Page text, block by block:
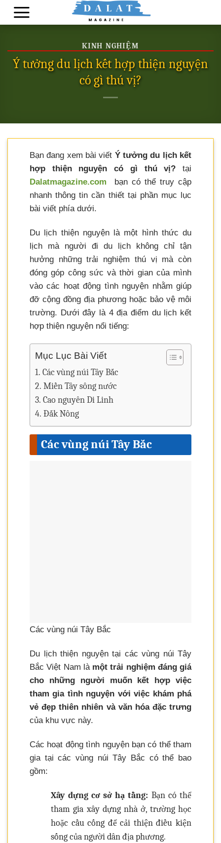
Skip
KINH NGHIỆM
Ý tưởng du lịch kết hợp thiện nguyện
có gì thú vị?
Bạn đang xem bài viết Ý tưởng du lịch kết
hợp thiện nguyện có gì thú vị? tại
Dalatmagazine.com
bạn có thể truy cập
nhanh thông tin cần thiết tại phần mục lục
bài viết phía dưới.
Du lịch thiện nguyện là một hình thức du
lịch mà người đi du lịch không chỉ tận
hưởng những trải nghiệm thú vị mà còn
đóng góp công sức và thời gian của mình
vào các hoạt động tình nguyện nhằm giúp
đỡ cộng đồng địa phương hoặc bảo vệ môi
trường. Dưới đây là 4 địa điểm du lịch kết
hợp thiện nguyện nổi tiếng:
Mục Lục Bài Viết
Các vùng núi Tây Bắc
Miền Tây sông nước
Cao nguyên Di Linh
Đắk Nông
Các vùng núi Tây Bắc
Các vùng núi Tây Bắc
Du lịch thiện nguyện tại các vùng núi Tây
Bắc Việt Nam làmột trải nghiệm đáng giá
cho những người muốn kết hợp việc
tham gia tình nguyện với việc khám phá
vẻ đẹp thiên nhiên và văn hóa đặc trưng
của khu vực này.
Các hoạt động tình nguyện bạn có thể tham
gia tại các vùng núi Tây Bắc có thể bao
gồm:
Xây dựng cơ sở hạ tầng: Bạn có thể
tham gia xây dựng nhà ở, trường học
hoặc cầu cống để cải thiện điều kiện
sống của người dân địa phương.